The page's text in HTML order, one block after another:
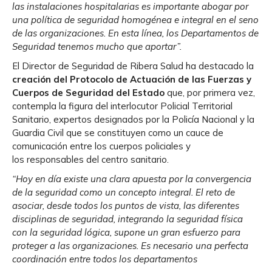
las instalaciones hospitalarias es importante abogar por
una política de seguridad homogénea e integral en el seno
de las organizaciones. En esta línea, los Departamentos de
Seguridad tenemos mucho que aportar”.
El Director de Seguridad de Ribera Salud ha destacado la
creación del Protocolo de Actuación de las Fuerzas y
Cuerpos de Seguridad del Estado que, por primera vez,
contempla la figura del interlocutor Policial Territorial
Sanitario, expertos designados por la Policía Nacional y la
Guardia Civil que se constituyen como un cauce de
comunicación entre los cuerpos policiales y
los responsables del centro sanitario.
“Hoy en día existe una clara apuesta por la convergencia
de la seguridad como un concepto integral. El reto de
asociar, desde todos los puntos de vista, las diferentes
disciplinas de seguridad, integrando la seguridad física
con la seguridad lógica, supone un gran esfuerzo para
proteger a las organizaciones. Es necesario una perfecta
coordinación entre todos los departamentos